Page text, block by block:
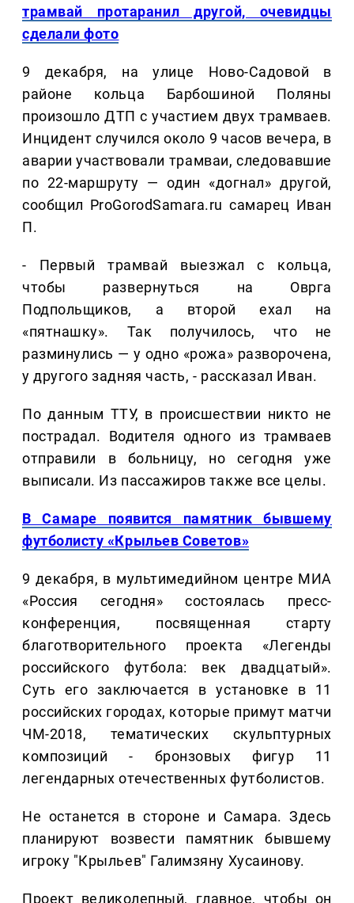
трамвай протаранил другой, очевидцы
сделали фото
9 декабря, на улице Ново-Садовой в
районе кольца Барбошиной Поляны
произошло ДТП с участием двух трамваев.
Инцидент случился около 9 часов вечера, в
аварии участвовали трамваи, следовавшие
по 22-маршруту — один «догнал» другой,
сообщил ProGorodSamara.ru самарец Иван
П.
- Первый трамвай выезжал с кольца,
чтобы развернуться на Оврга
Подпольщиков, а второй ехал на
«пятнашку». Так получилось, что не
разминулись — у одно «рожа» разворочена,
у другого задняя часть, - рассказал Иван.
По данным ТТУ, в происшествии никто не
пострадал. Водителя одного из трамваев
отправили в больницу, но сегодня уже
выписали. Из пассажиров также все целы.
В Самаре появится памятник бывшему
футболисту «Крыльев Советов»
9 декабря, в мультимедийном центре МИА
«Россия сегодня» состоялась пресс-
конференция, посвященная старту
благотворительного проекта «Легенды
российского футбола: век двадцатый».
Суть его заключается в установке в 11
российских городах, которые примут матчи
ЧМ-2018, тематических скульптурных
композиций - бронзовых фигур 11
легендарных отечественных футболистов.
Не останется в стороне и Самара. Здесь
планируют возвести памятник бывшему
игроку "Крыльев" Галимзяну Хусаинову.
Проект великолепный, главное, чтобы он